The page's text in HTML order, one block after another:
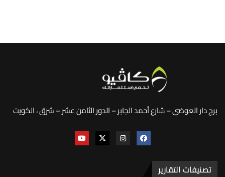
برج دار العوضي – شارع أحمد الجابر – الدور الثامن عشر – شرق ، الكويت
تصنيفات التقارير